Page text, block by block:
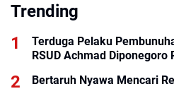
Trending
Terduga Pelaku
RSUD Achmad Diponegoro
Bertaruh Nyawa Mencari